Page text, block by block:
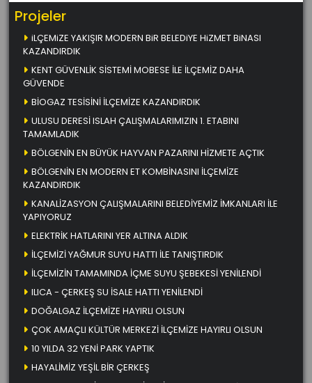
Projeler
iLÇEMiZE YAKIŞIR MODERN BiR BELEDiYE HiZMET BiNASI
KAZANDIRDIK
KENT GÜVENLİK SİSTEMİ MOBESE İLE İLÇEMİZ DAHA
GÜVENDE
BİOGAZ TESİSİNİ İLÇEMİZE KAZANDIRDIK
ULUSU DERESİ ISLAH ÇALIŞMALARIMIZIN 1. ETABINI
TAMAMLADIK
BÖLGENİN EN BÜYÜK HAYVAN PAZARINI HİZMETE AÇTIK
BÖLGENİN EN MODERN ET KOMBİNASINI İLÇEMİZE
KAZANDIRDIK
KANALİZASYON ÇALIŞMALARINI BELEDİYEMİZ İMKANLARI İLE
YAPIYORUZ
ELEKTRİK HATLARINI YER ALTINA ALDIK
İLÇEMİZİ YAĞMUR SUYU HATTI İLE TANIŞTIRDIK
İLÇEMİZİN TAMAMINDA İÇME SUYU ŞEBEKESİ YENİLENDİ
ILICA - ÇERKEŞ SU İSALE HATTI YENİLENDİ
DOĞALGAZ İLÇEMİZE HAYIRLI OLSUN
ÇOK AMAÇLI KÜLTÜR MERKEZİ İLÇEMİZE HAYIRLI OLSUN
10 YILDA 32 YENİ PARK YAPTIK
HAYALİMİZ YEŞİL BİR ÇERKEŞ